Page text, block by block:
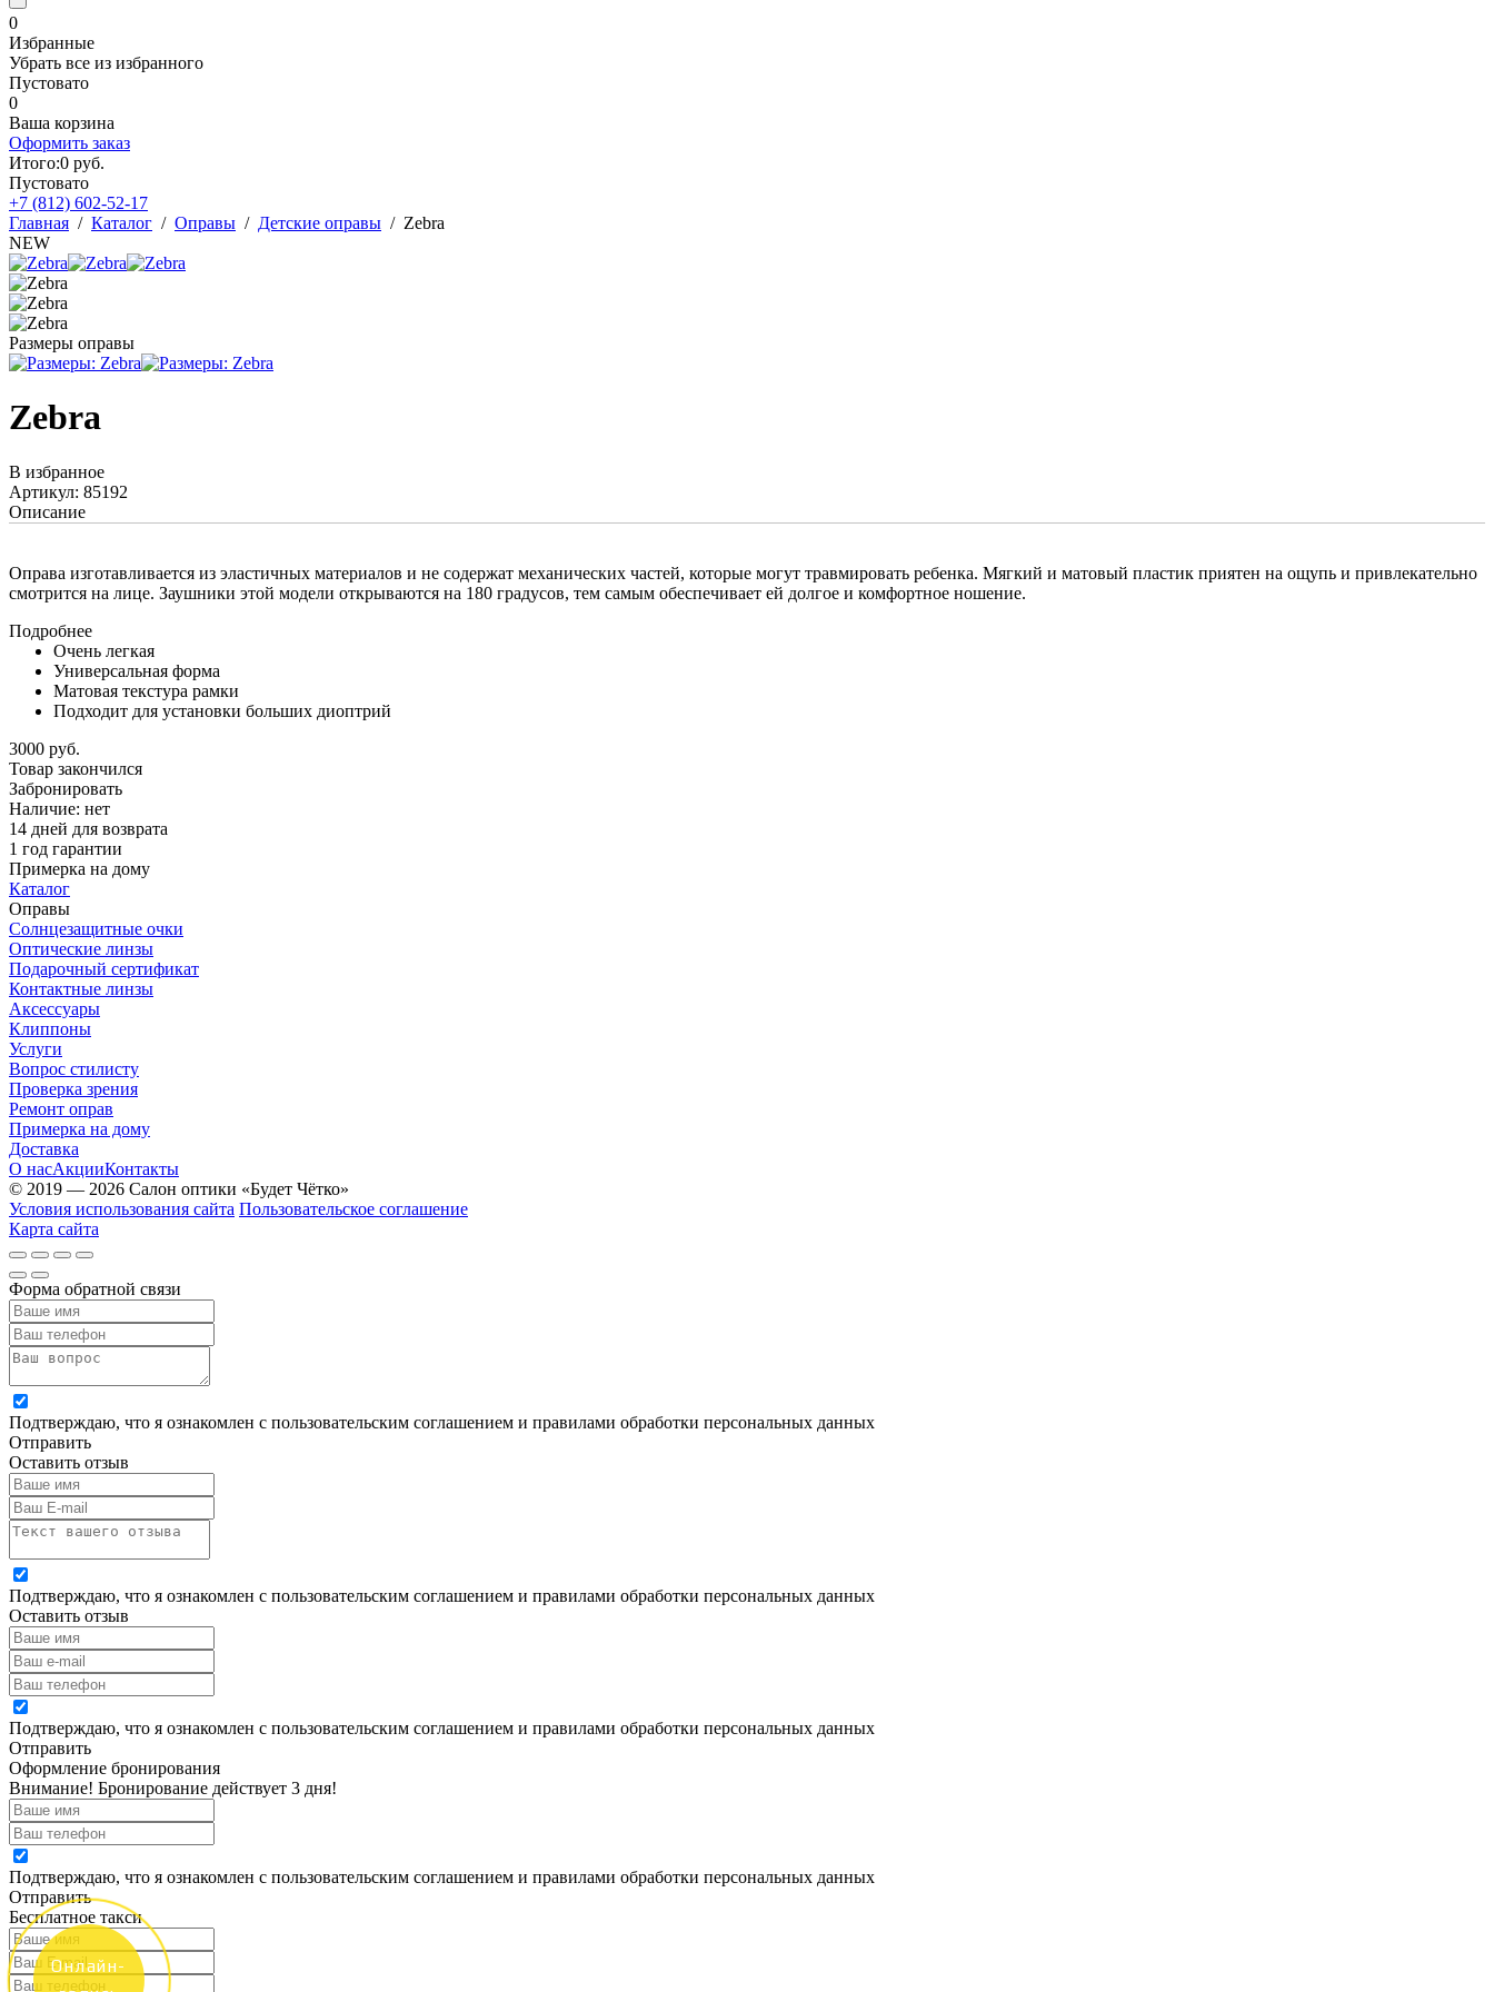
0
Избранные
Убрать все из избранного
Пустовато
0
Ваша корзина
Оформить заказ
Итого:0 руб.
Пустовато
+7 (812) 602-52-17
Главная / Каталог / Оправы / Детские оправы / Zebra
NEW
Размеры оправы
Zebra
В избранное
Артикул: 85192
Описание
Оправа изготавливается из эластичных материалов и не содержат механических частей, которые могут травмировать ребенка. Мягкий и матовый пластик приятен на ощупь и привлекательно
смотрится на лице. Заушники этой модели открываются на 180 градусов, тем самым обеспечивает ей долгое и комфортное ношение.
Подробнее
Очень легкая
Универсальная форма
Матовая текстура рамки
Подходит для установки больших диоптрий
3000 руб.
Товар закончился
Забронировать
Наличие: нет
14 дней для возврата
1 год гарантии
Примерка на дому
Каталог
Оправы
Солнцезащитные очки
Оптические линзы
Подарочный сертификат
Контактные линзы
Аксессуары
Клиппоны
Услуги
Вопрос стилисту
Проверка зрения
Ремонт оправ
Примерка на дому
Доставка
О насАкцииКонтакты
© 2019 — 2026 Салон оптики «Будет Чётко»
Условия использования сайта Пользовательское соглашение
Карта сайта
Форма обратной связи
Подтверждаю, что я ознакомлен с пользовательским соглашением и правилами обработки персональных данных
Отправить
Оставить отзыв
Подтверждаю, что я ознакомлен с пользовательским соглашением и правилами обработки персональных данных
Оставить отзыв
Подтверждаю, что я ознакомлен с пользовательским соглашением и правилами обработки персональных данных
Отправить
Оформление бронирования
Внимание! Бронирование действует 3 дня!
Подтверждаю, что я ознакомлен с пользовательским соглашением и правилами обработки персональных данных
Отправить
Бесплатное такси
Онлайн-